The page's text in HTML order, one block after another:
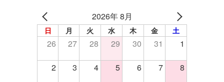
2026年 8月
日 月 火 水 木 金 土
26 27 28 29 30 31 1
2 3 4 5 6 7 8